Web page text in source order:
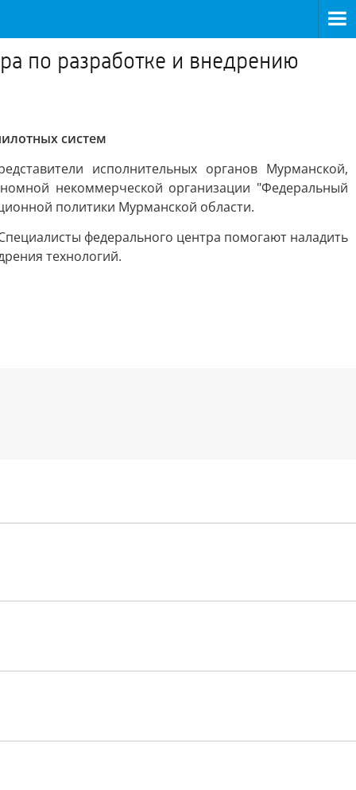
по разработке и внедрению
систем
исполнительных органов Мурманской,
некоммерческой организации "Федеральный
политики Мурманской области.
федерального центра помогают наладить
технологий.